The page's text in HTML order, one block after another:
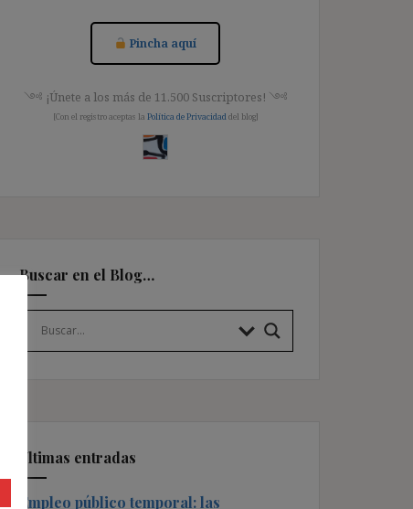
Pincha aquí
༺ ¡Únete a los más de 11.500 Suscriptores! ༺
[Con el registro aceptas la Política de Privacidad del blog]
Buscar en el Blog…
Últimas entradas
Empleo público temporal: las